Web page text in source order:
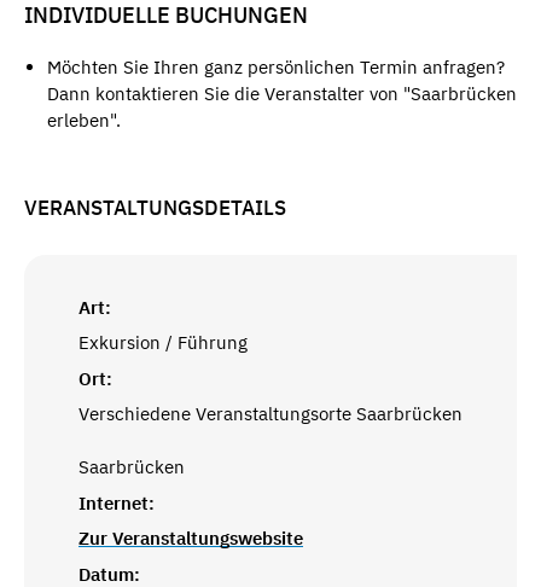
INDIVIDUELLE BUCHUNGEN
Möchten Sie Ihren ganz persönlichen Termin anfragen?
Dann kontaktieren Sie die Veranstalter von "Saarbrücken
erleben".
VERANSTALTUNGSDETAILS
Art:
Exkursion / Führung
Ort:
Verschiedene Veranstaltungsorte Saarbrücken
Saarbrücken
Internet:
Zur Veranstaltungswebsite
Datum: